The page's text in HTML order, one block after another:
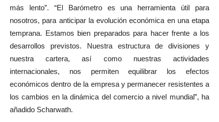
más lento”. “El Barómetro es una herramienta útil para
nosotros, para anticipar la evolución económica en una etapa
temprana. Estamos bien preparados para hacer frente a los
desarrollos previstos. Nuestra estructura de divisiones y
nuestra cartera, así como nuestras actividades
internacionales, nos permiten equilibrar los efectos
económicos dentro de la empresa y permanecer resistentes a
los cambios en la dinámica del comercio a nivel mundial”, ha
añadido Scharwath.